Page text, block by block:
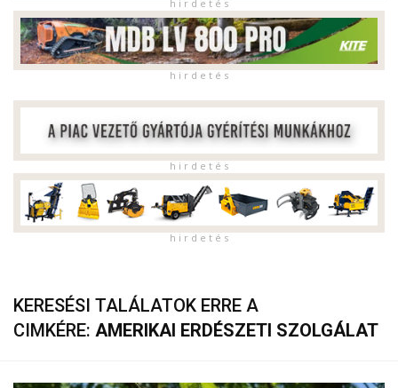
h i r d e t é s
h i r d e t é s
h i r d e t é s
h i r d e t é s
KERESÉSI TALÁLATOK ERRE A
CIMKÉRE: AMERIKAI ERDÉSZETI SZOLGÁLAT